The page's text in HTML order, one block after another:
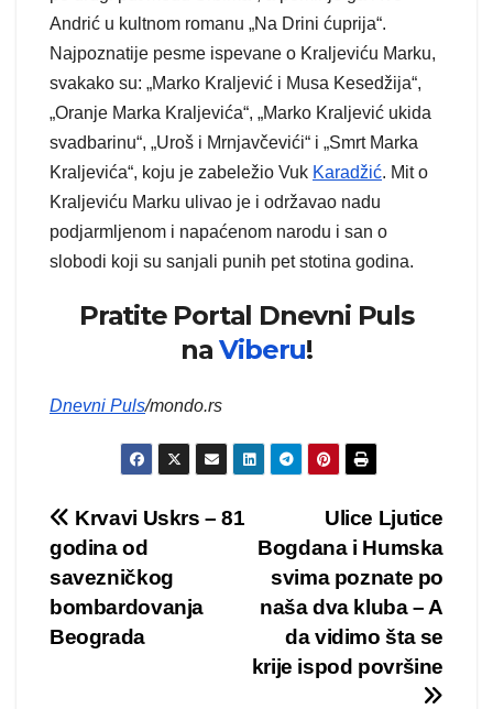
Andrić u kultnom romanu „Na Drini ćuprija“.
Najpoznatije pesme ispevane o Kraljeviću Marku,
svakako su: „Marko Kraljević i Musa Kesedžija“,
„Oranje Marka Kraljevića“, „Marko Kraljević ukida
svadbarinu“, „Uroš i Mrnjavčevići“ i „Smrt Marka
Kraljevića“, koju je zabeležio Vuk Karadžić. Mit o
Kraljeviću Marku ulivao je i održavao nadu
podjarmljenom i napaćenom narodu i san o
slobodi koji su sanjali punih pet stotina godina.
Pratite Portal Dnevni Puls
naViberu!
Dnevni Puls/mondo.rs
Kretanje
članka
Ulice Ljutice
Bogdana i Humska
svima poznate po
naša dva kluba – A
da vidimo šta se
krije ispod površine
Krvavi Uskrs – 81
godina od
savezničkog
bombardovanja
Beograda